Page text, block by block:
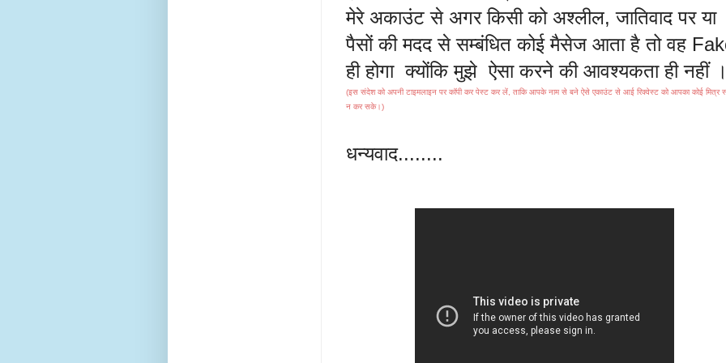
मेरे अकाउंट से अगर किसी को अश्लील, जातिवाद पर या
पैसों की मदद से सम्बंधित कोई मैसेज आता है तो वह
ही होगा क्योंकि मुझे ऐसा करने की आवश्यकता ही नहीं ।
(इस संदेश को अपनी टाइमलाइन पर कॉपी कर पेस्ट कर लें, ताकि आपके नाम से बने ऐसे एकाउंट से आई रिक्वेस्ट को आपका कोई मित्र
न कर सके।)
धन्यवाद........